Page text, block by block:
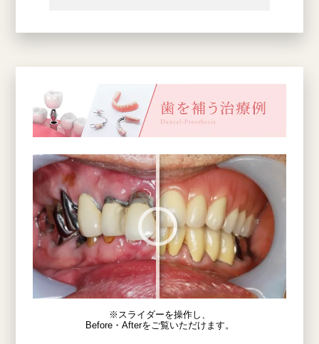
※スライダーを操作し、
Before・Afterをご覧いただけます。